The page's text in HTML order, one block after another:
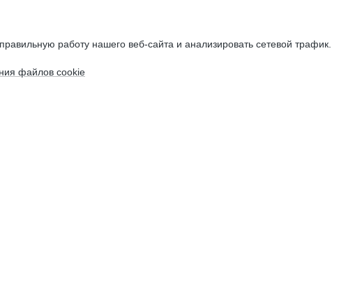
работу нашего веб-сайта и анализировать сетевой трафик.
файлов cookie